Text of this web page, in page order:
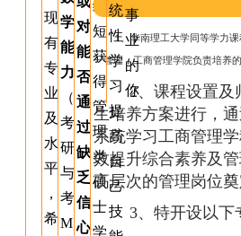
现
有
专
业
及
水
平
，
希
学
能
力
（
考
研
与
考
M
对
能
否
通
过
缺
乏
信
心
缩
短
获
得
管
理
类
硕
士
学
统
性
学
习
提
高
自
己
技
事
业
的
你
1、华南理工大学同等学力课
一管理，工商管理学院负责培养
2、课程设置及
生培养方案进行，
系统学习工商管理
效提升综合素养及
高层次的管理岗位奠
3、特开设以下